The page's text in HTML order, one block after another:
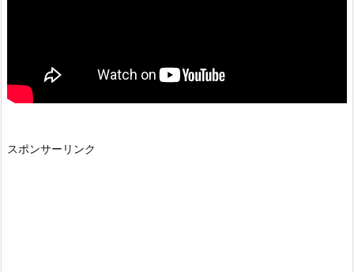
スポンサーリンク